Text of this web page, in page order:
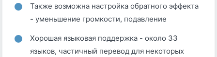
Также возможна настройка обратного эффекта
- уменьшение громкости, подавление
Хорошая языковая поддержка - около 33
языков, частичный перевод для некоторых